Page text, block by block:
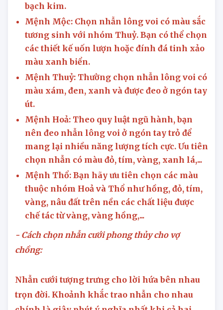
bạch kim.
Mệnh Mộc: Chọn nhẫn lông voi có màu sắc
tương sinh với nhóm Thuỷ. Bạn có thể chọn
các thiết kế uốn lượn hoặc đính đá tinh xảo
màu xanh biển.
Mệnh Thuỷ: Thường chọn nhẫn lông voi có
màu xám, đen, xanh và được đeo ở ngón tay
út.
Mệnh Hoả: Theo quy luật ngũ hành, bạn
nên đeo nhẫn lông voi ở ngón tay trỏ để
mang lại nhiều năng lượng tích cực. Ưu tiên
chọn nhẫn có màu đỏ, tím, vàng, xanh lá,...
Mệnh Thổ: Bạn hãy ưu tiên chọn các màu
thuộc nhóm Hoả và Thổ như hồng, đỏ, tím,
vàng, nâu đất trên nền các chất liệu được
chế tác từ vàng, vàng hồng,...
- Cách chọn nhẫn cưới phong thủy cho vợ
chồng:
Nhẫn cưới tượng trưng cho lời hứa bên nhau
trọn đời. Khoảnh khắc trao nhẫn cho nhau